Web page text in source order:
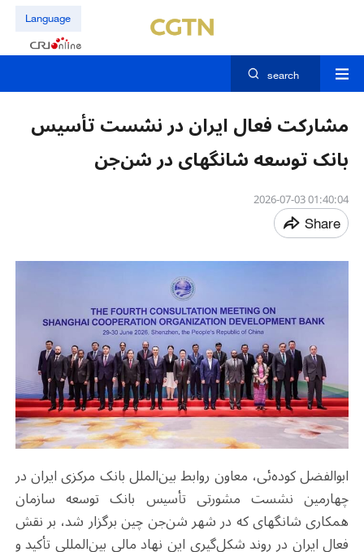
Language
search
مشارکت فعال ایران در نشست تأسیس
بانک توسعه شانگهای در شن‌جن
01:40:04 2026-07-03
Share
ابوالفضل کوده‌ئی، معاون روابط بین‌الملل بانک مرکزی ایران در
چهارمین نشست مشورتی تأسیس بانک توسعه سازمان
همکاری شانگهای که در شهر شن‌جن چین برگزار شد، بر نقش
فعال ایران در روند شکل‌گیری این نهاد مالی بین‌المللی تأکید و